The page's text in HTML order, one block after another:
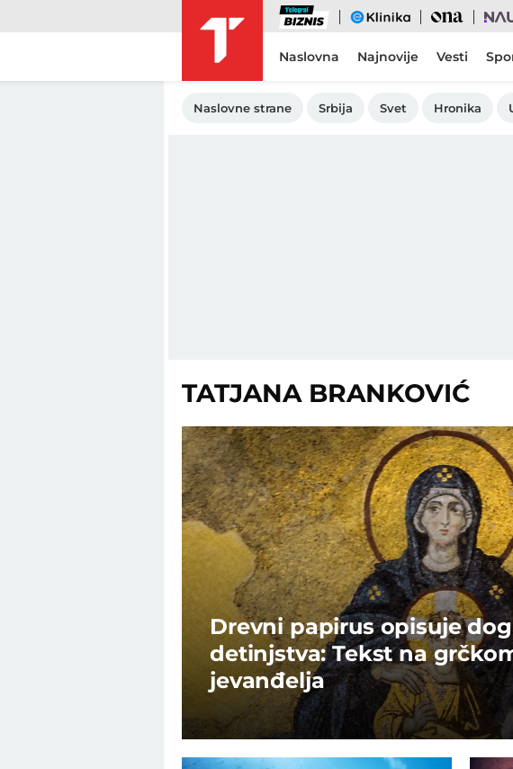
Biznis eKlinika Ona
Naslovna Najnovije Vesti
Naslovne strane Srbija Svet Hronika
TATJANA BRANKOVIĆ
Drevni papirus opisuje
detinjstva: Tekst na
jevanđelja